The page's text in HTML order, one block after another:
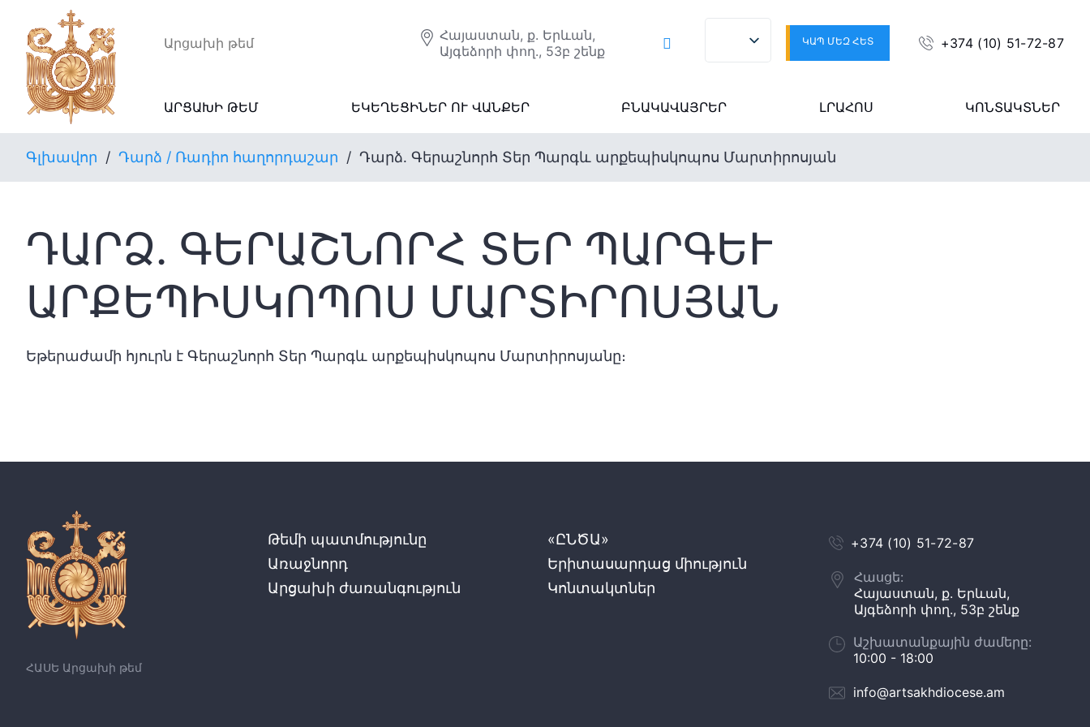
Արցախի թեմ
Հայաստան, ք. Երևան,
Այգեձորի փող., 53բ շենք
ԿԱՊ ՄԵԶ ՀԵՏ +374 (10) 51-72-87
ԱՐՑԱԽԻ ԹԵՄ ԵԿԵՂԵՑԻՆԵՐ ՈՒ ՎԱՆՔԵՐ ԲՆԱԿԱՎԱՅՐԵՐ ԼՐԱՀՈՍ ԿՈՆՏԱԿՏՆԵՐ
Գլխավոր / Դարձ / Ռադիո հաղորդաշար / Դարձ․ Գերաշնորհ Տեր Պարգև արքեպիսկոպոս Մարտիրոսյան
ԴԱՐՁ․ ԳԵՐԱՇՆՈՐՀ ՏԵՐ ՊԱՐԳԵՒ Ա
ՐՔԵՊԻՍԿՈՊՈՍ ՄԱՐՏԻՐՈՍՅԱՆ
Եթերաժամի հյուրն է Գերաշնորհ Տեր Պարգև արքեպիսկոպոս Մարտիրոսյանը։
ՀԱՍԵ Արցախի թեմ
Թեմի պատմությունը
Առաջնորդ
Արցախի ժառանգություն
«ԸՆԾԱ»
Երիտասարդաց միություն
Կոնտակտներ
+374 (10) 51-72-87
Հասցե:
Հայաստան, ք. Երևան,
Այգեձորի փող., 53բ շենք
Աշխատանքային ժամերը:
10:00 - 18:00
info@artsakhdiocese.am